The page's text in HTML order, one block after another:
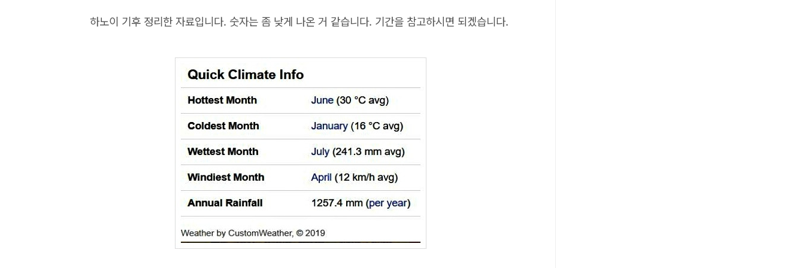
하노이 기후 정리한 자료입니다. 숫자는 좀 낮게 나온 거 같습니다. 기간을 참고하시면 되겠습니다.